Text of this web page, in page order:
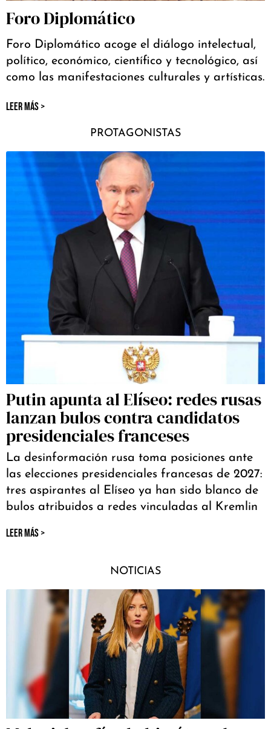
Foro Diplomático
Foro Diplomático acoge el diálogo intelectual,
político, económico, científico y tecnológico, así
como las manifestaciones culturales y artísticas.
LEER MÁS >
PROTAGONISTAS
Putin apunta al Elíseo: redes rusas
lanzan bulos contra candidatos
presidenciales franceses
La desinformación rusa toma posiciones ante
las elecciones presidenciales francesas de 2027:
tres aspirantes al Elíseo ya han sido blanco de
bulos atribuidos a redes vinculadas al Kremlin
LEER MÁS >
NOTICIAS